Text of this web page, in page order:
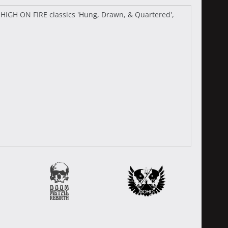
ON FIRE classics 'Hung, Drawn, & Quartered',